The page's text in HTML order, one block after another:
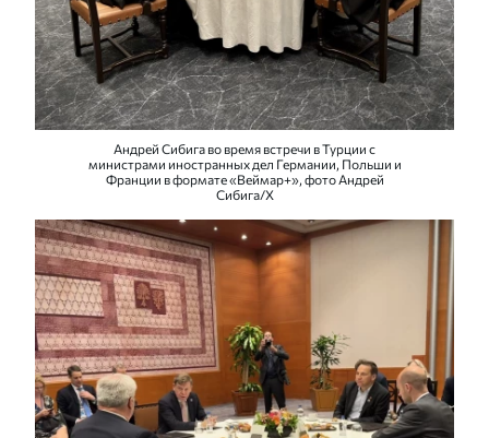
Андрей Сибига во время встречи в Турции с
министрами иностранных дел Германии, Польши и
Франции в формате «Веймар+», фото Андрей
Сибига/Х